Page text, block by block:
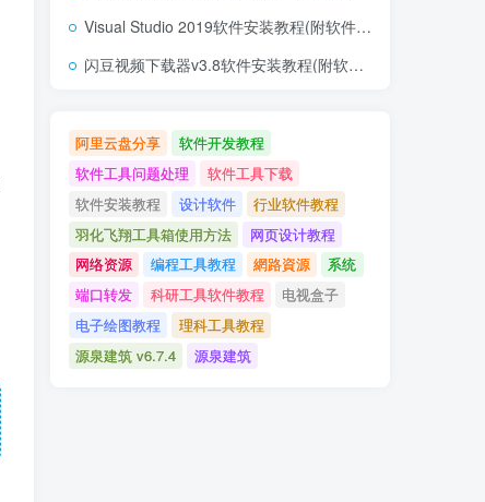
Visual Studio 2019软件安装教程(附软件下载地址)
闪豆视频下载器v3.8软件安装教程(附软件下载地址)
阿里云盘分享
软件开发教程
软件工具问题处理
软件工具下载
软件安装教程
设计软件
行业软件教程
羽化飞翔工具箱使用方法
网页设计教程
网络资源
编程工具教程 網路資源
系统
端口转发
科研工具软件教程
电视盒子
电子绘图教程
理科工具教程
源泉建筑 v6.7.4
源泉建筑